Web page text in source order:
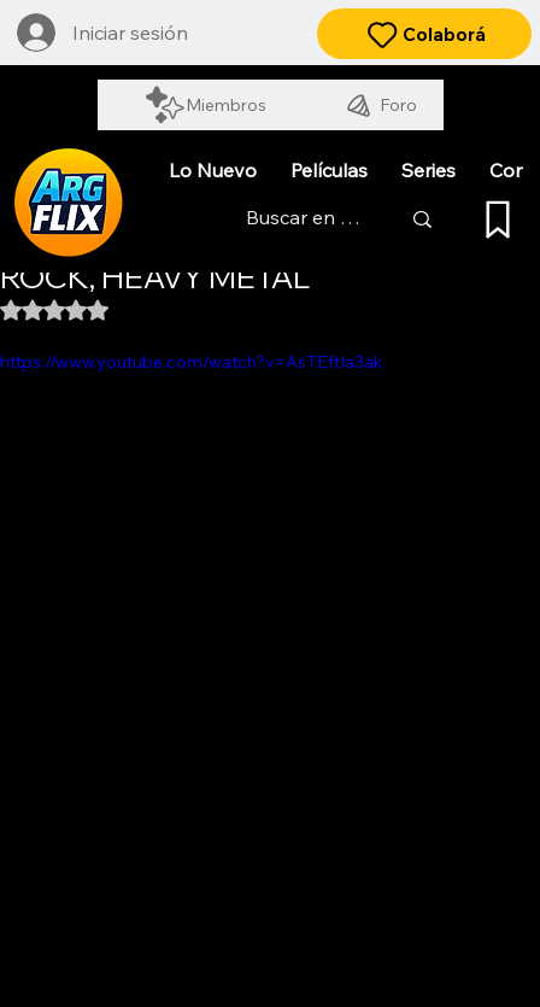
Iniciar sesión
Miembros Foro
Colaborá
Lo Nuevo Películas Series
LLUEVE ROCK. ESPECIAL HARD
ROCK, HEAVY METAL
Obtuvo NaN de 5 estrellas.
https://www.youtube.com/watch?v=AsTEftIa3ak